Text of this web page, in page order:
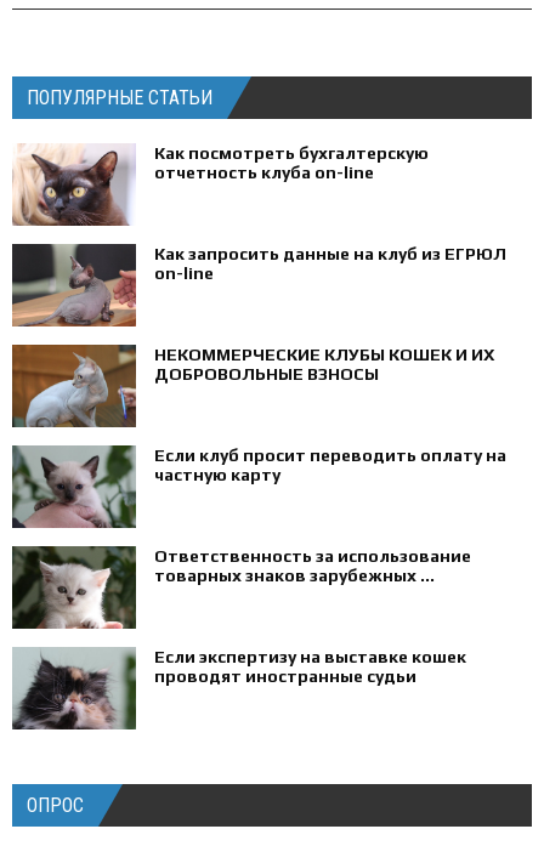
ПОПУЛЯРНЫЕ СТАТЬИ
Как посмотреть бухгалтерскую
отчетность клуба on-line
Как запросить данные на клуб из ЕГРЮЛ
on-line
НЕКОММЕРЧЕСКИЕ КЛУБЫ КОШЕК И ИХ
ДОБРОВОЛЬНЫЕ ВЗНОСЫ
Если клуб просит переводить оплату на
частную карту
Ответственность за использование
товарных знаков зарубежных ...
Если экспертизу на выставке кошек
проводят иностранные судьи
ОПРОС